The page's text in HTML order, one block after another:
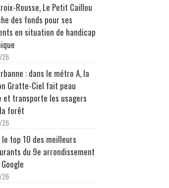
Rousse, Le Petit Caillou
des fonds pour ses
en situation de handicap
: dans le métro A, la
Gratte-Ciel fait peau
et transporte les usagers
forêt
le top 10 des meilleurs
du 9e arrondissement